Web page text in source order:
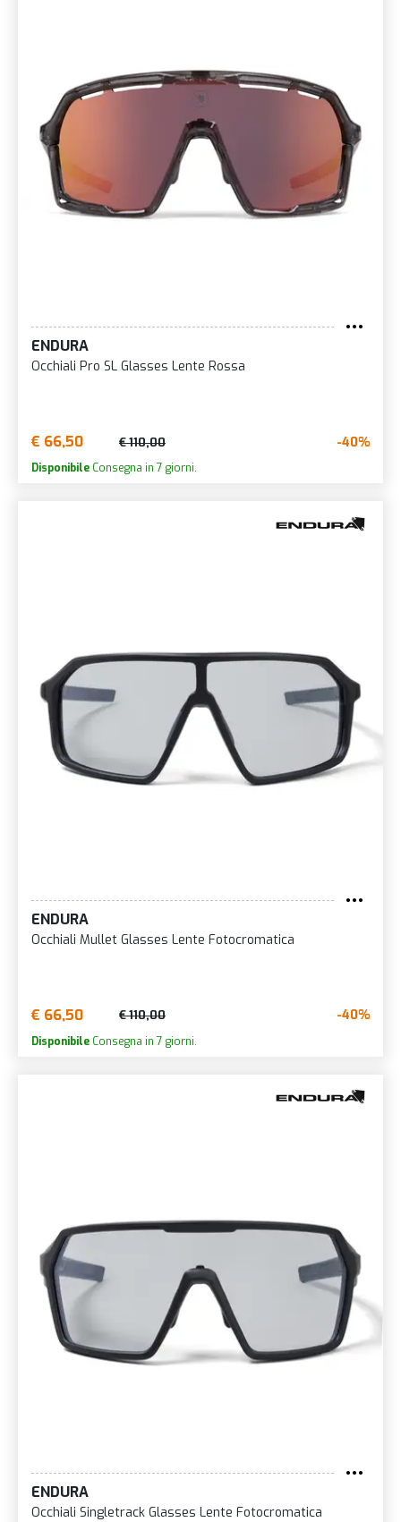
ENDURA
Occhiali Pro SL Glasses Lente Rossa
€ 66,50 € 110,00 -40%
Disponibile Consegna in 7 giorni.
ENDURA
Occhiali Mullet Glasses Lente Fotocromatica
€ 66,50 € 110,00 -40%
Disponibile Consegna in 7 giorni.
ENDURA
Occhiali Singletrack Glasses Lente Fotocromatica